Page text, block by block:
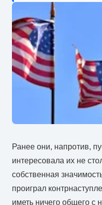
Ранее они, напротив,
интересовала их не
собственная
проиграл
иметь ничего общего с